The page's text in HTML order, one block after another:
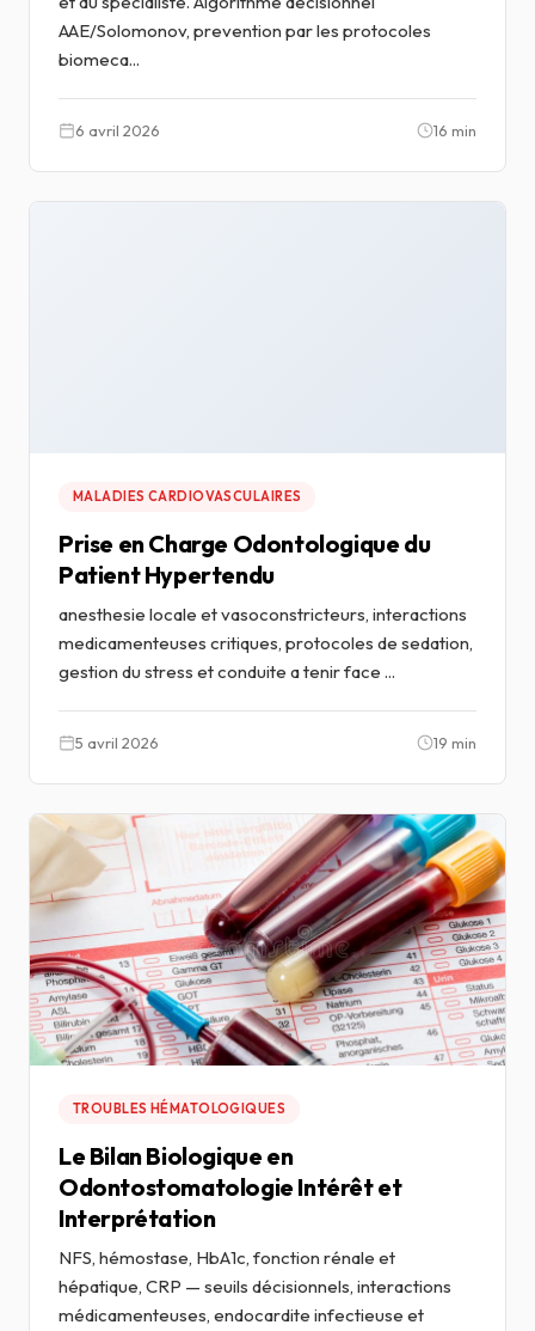
AAE/Solomonov, prevention par les protocoles
biomeca...
6 avril 2026 16 min
MALADIES CARDIOVASCULAIRES
Prise en Charge Odontologique du
Patient Hypertendu
anesthesie locale et vasoconstricteurs, interactions
medicamenteuses critiques, protocoles de sedation,
gestion du stress et conduite a tenir face ...
5 avril 2026 19 min
TROUBLES HÉMATOLOGIQUES
Le Bilan Biologique en
Odontostomatologie Intérêt et
Interprétation
NFS, hémostase, HbA1c, fonction rénale et
hépatique, CRP — seuils décisionnels, interactions
médicamenteuses, endocardite infectieuse et